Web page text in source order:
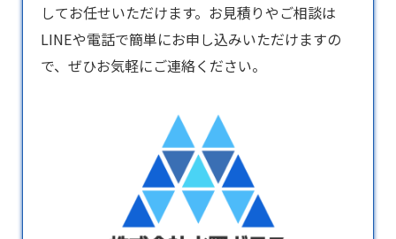
してお任せいただけます。お見積りやご相談は
LINEや電話で簡単にお申し込みいただけますの
で、ぜひお気軽にご連絡ください。